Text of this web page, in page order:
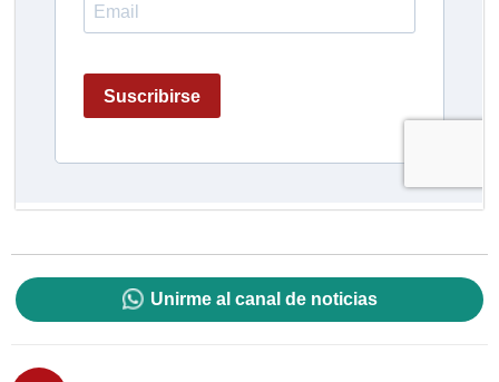
Unirme al canal de noticias